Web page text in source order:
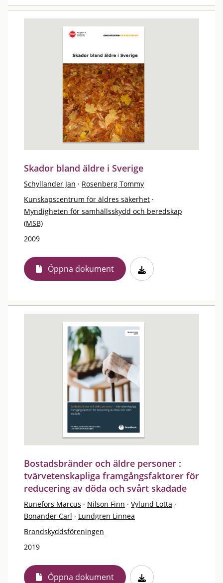
Skador bland äldre i Sverige
Schyllander Jan · Rosenberg Tommy
Kunskapscentrum för äldres säkerhet ·
Myndigheten för samhällsskydd och beredskap
(MSB)
2009
Öppna dokument
Bostadsbränder och äldre personer :
tvärvetenskapliga framgångsfaktorer för
reducering av döda och svårt skadade
Runefors Marcus · Nilson Finn · Vylund Lotta ·
Bonander Carl · Lundgren Linnea
Brandskyddsföreningen
2019
Öppna dokument